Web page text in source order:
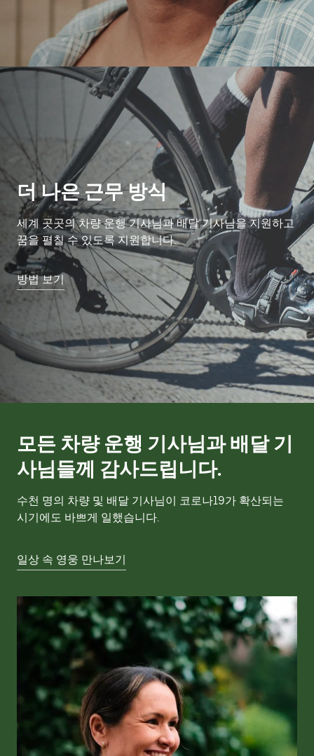
더 나은 근무 방식
세계 곳곳의 차량 운행 기사님과 배달 기사님을 지원하고
꿈을 펼칠 수 있도록 지원합니다.
방법 보기
모든 차량 운행 기사님과 배달 기
사님들께 감사드립니다.
수천 명의 차량 및 배달 기사님이 코로나19가 확산되는
시기에도 바쁘게 일했습니다.
일상 속 영웅 만나보기